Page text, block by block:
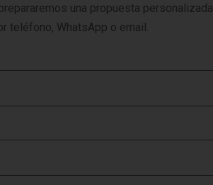
una propuesta personalizada.
teléfono, WhatsApp o email.